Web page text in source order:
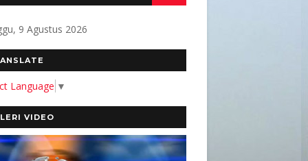
KAMI MEMBANGUN MEDIA
9 Agustus 2026
Language ▼
VIDEO